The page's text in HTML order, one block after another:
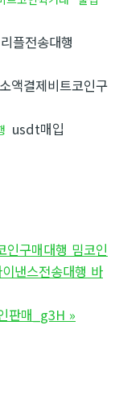
리플전송대행
소액결제비트코인구
usdt매입
구매대행 밈코인
낸스전송대행 바
판매_g3H »